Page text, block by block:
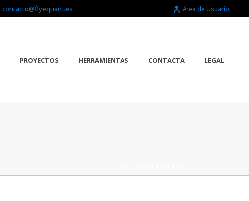
contacto@flyequant.es Área de Usuario
PROYECTOS HERRAMIENTAS CONTACTA LEGAL